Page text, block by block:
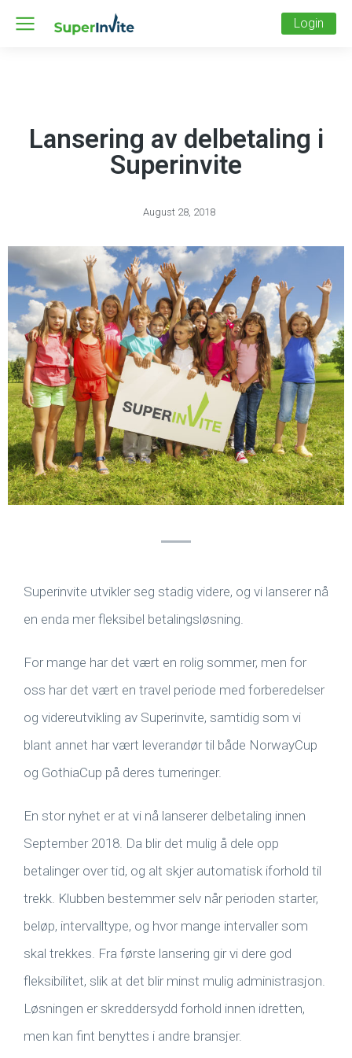
Login
Lansering av delbetaling i
Superinvite
August 28, 2018
Superinvite utvikler seg stadig videre, og vi lanserer nå
en enda mer fleksibel betalingsløsning.
For mange har det vært en rolig sommer, men for
oss har det vært en travel periode med forberedelser
og videreutvikling av Superinvite, samtidig som vi
blant annet har vært leverandør til både NorwayCup
og GothiaCup på deres turneringer.
En stor nyhet er at vi nå lanserer delbetaling innen
September 2018. Da blir det mulig å dele opp
betalinger over tid, og alt skjer automatisk iforhold til
trekk. Klubben bestemmer selv når perioden starter,
beløp, intervalltype, og hvor mange intervaller som
skal trekkes. Fra første lansering gir vi dere god
fleksibilitet, slik at det blir minst mulig administrasjon.
Løsningen er skreddersydd forhold innen idretten,
men kan fint benyttes i andre bransjer.